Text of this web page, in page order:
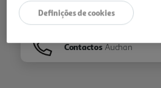
Folhetos
Contactos Auchan
Definições de cookies